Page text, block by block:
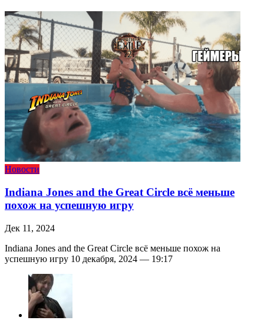
Новости
Indiana Jones and the Great Circle всё меньше
похож на успешную игру
Дек 11, 2024
Indiana Jones and the Great Circle всё меньше похож на
успешную игру 10 декабря, 2024 — 19:17